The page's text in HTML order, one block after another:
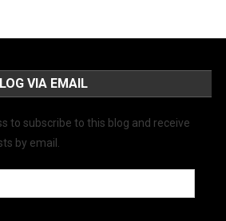
VIA EMAIL
to subscribe to this blog and receive
by email.